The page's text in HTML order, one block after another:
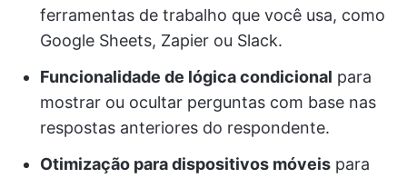
ferramentas de trabalho que você usa, como
Google Sheets, Zapier ou Slack.
Funcionalidade de lógica condicional para
mostrar ou ocultar perguntas com base nas
respostas anteriores do respondente.
Otimização para dispositivos móveis para